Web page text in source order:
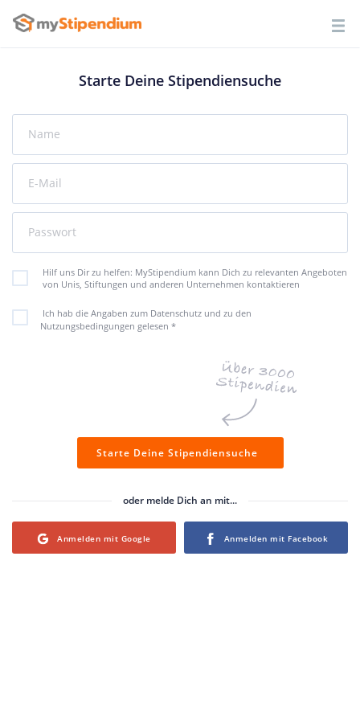
Starte Deine Stipendiensuche
Name
E-Mail
Passwort
Hilf uns Dir zu helfen: MyStipendium kann Dich zu relevanten Angeboten
von Unis, Stiftungen und anderen Unternehmen kontaktieren
Ich hab die Angaben zum Datenschutz und zu den
Nutzungsbedingungen gelesen *
Starte Deine Stipendiensuche
oder melde Dich an mit...
Login with Google Login with Facebook